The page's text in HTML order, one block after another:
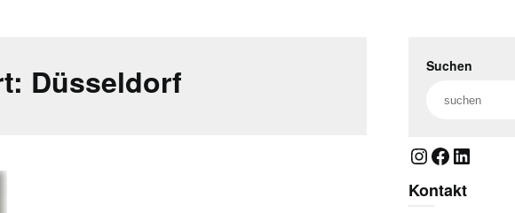
Düsseldorf
Suchen
Instagram
Facebook
LinkedIn
Kontakt